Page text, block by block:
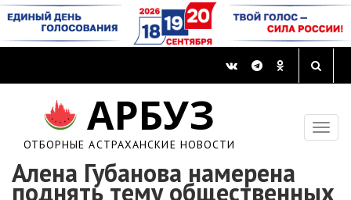
АРБУЗ
ОТБОРНЫЕ АСТРАХАНСКИЕ НОВОСТИ
Алена Губанова намерена
поднять тему общественных